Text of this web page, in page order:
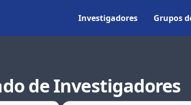
Investigadores Grupos
de Investigadores